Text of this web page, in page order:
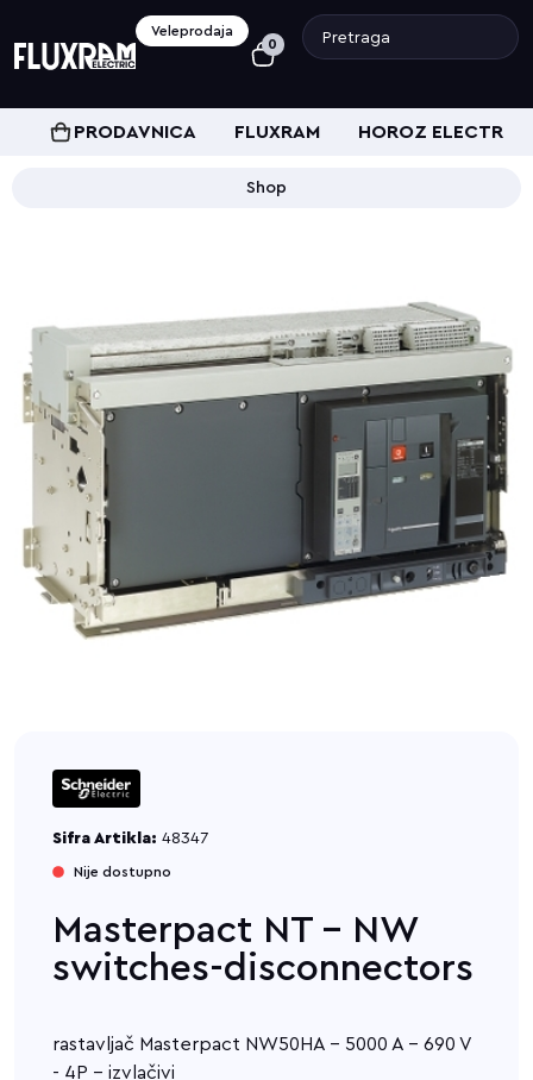
Veleprodaja
0
PRODAVNICA FLUXRAM HOROZ ELECTRIC
Shop
Sifra Artikla: 48347
Nije dostupno
Masterpact NT - NW
switches-disconnectors
rastavljač Masterpact NW50HA - 5000 A - 690 V
- 4P - izvlačivi